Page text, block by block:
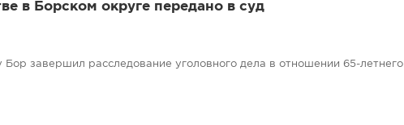
в Борском округе передано в суд
Бор завершил расследование уголовного дела в отношении 65-летнего